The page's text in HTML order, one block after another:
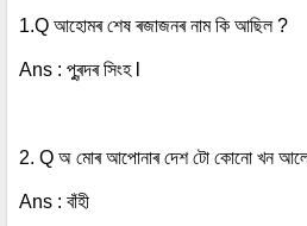
1.Q আহোমৰ শেষ ৰজাজনৰ নাম কি আছিল ?
Ans : পুৰন্দৰ সিংহ l
2. Q অ মোৰ আপোনাৰ দেশ টো কোনো খন
Ans : বাঁহী